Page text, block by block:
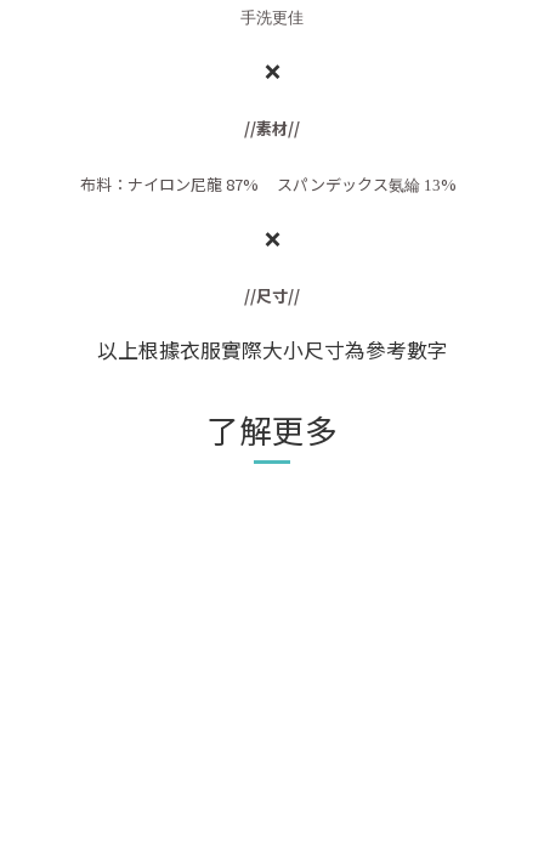
手洗更佳
❌
//素材//
布料：ナイロン尼龍 87% スパンデックス氨綸 13%
❌
//尺寸//
以上根據衣服實際大小尺寸為參考數字
了解更多